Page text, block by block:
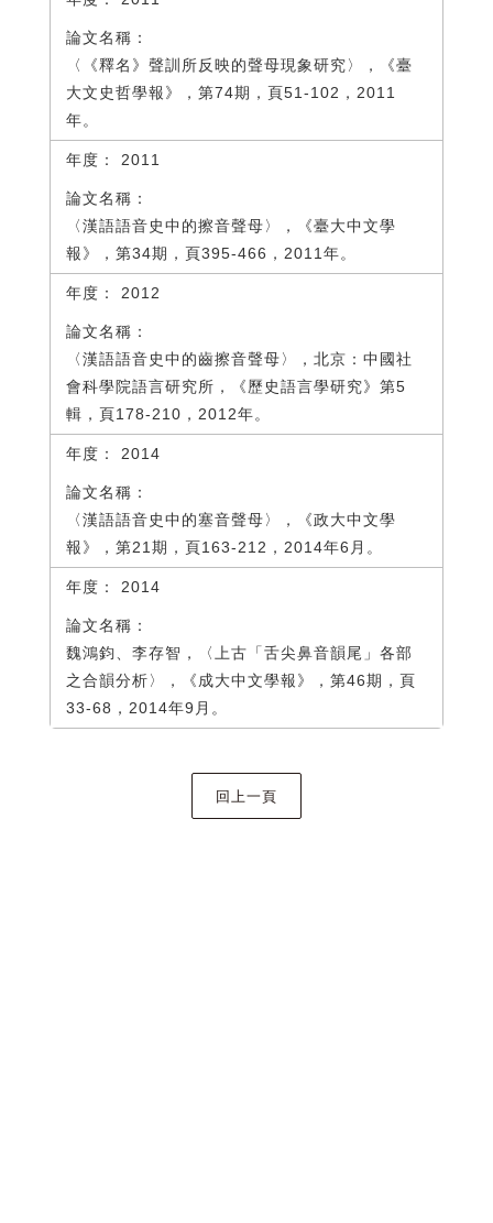
〈《釋名》聲訓所反映的聲母現象研究〉，《臺
大文史哲學報》，第74期，頁51-102，2011
年。
2011
〈漢語語音史中的擦音聲母〉，《臺大中文學
報》，第34期，頁395-466，2011年。
2012
〈漢語語音史中的齒擦音聲母〉，北京：中國社
會科學院語言研究所，《歷史語言學研究》第5
輯，頁178-210，2012年。
2014
〈漢語語音史中的塞音聲母〉，《政大中文學
報》，第21期，頁163-212，2014年6月。
2014
魏鴻鈞、李存智，〈上古「舌尖鼻音韻尾」各部
之合韻分析〉，《成大中文學報》，第46期，頁
33-68，2014年9月。